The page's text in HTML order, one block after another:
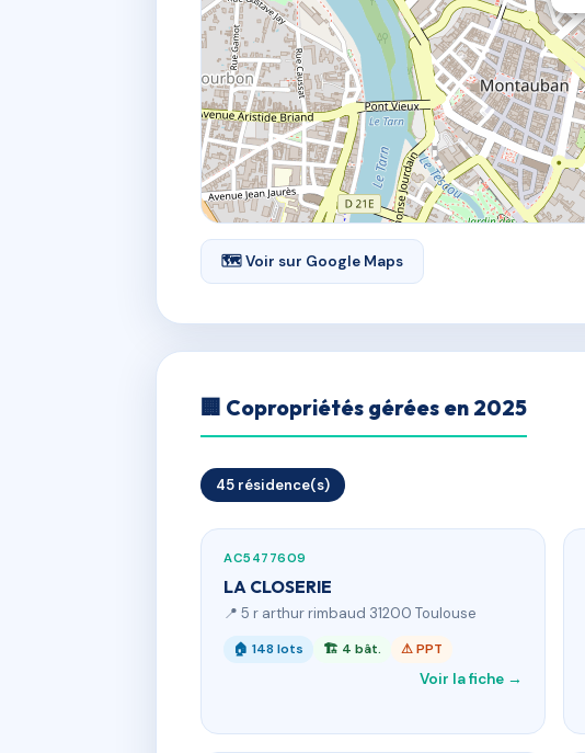
🗺 Voir sur Google Maps
🏢 Copropriétés gérées en 2025
45 résidence(s)
AC5477609
LA CLOSERIE
📍 5 r arthur rimbaud 31200 Toulouse
🏠 148 lots 🏗 4 bât. ⚠ PPT
Voir la fiche →